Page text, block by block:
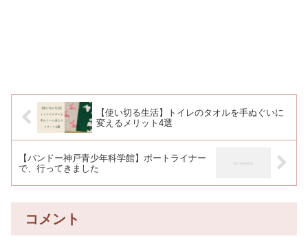
【使い切る生活】トイレのタオルを手ぬぐいに
変えるメリット4選
【バンドー神戸青少年科学館】ポートライナー
で、行ってきました
コメント